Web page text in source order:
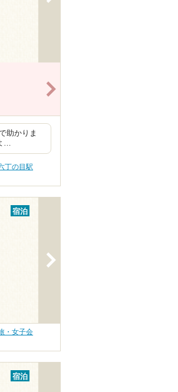
助かりま
…
丁の目駅
宿泊
・女子会
宿泊